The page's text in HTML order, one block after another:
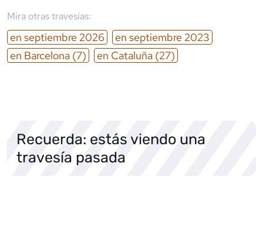
Mira otras travesías:
en septiembre 2026 en septiembre 2023
en Barcelona (7) en Cataluña (27)
Recuerda: estás viendo una
travesía pasada